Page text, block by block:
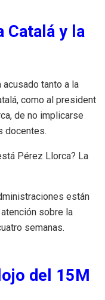
Catalá y la
acusado tanto a la
como al president
de no implicarse
docentes.
Pérez Llorca? La
están
sobre la
semanas.
del 15M